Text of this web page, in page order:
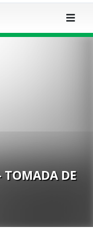
TOMADA DE